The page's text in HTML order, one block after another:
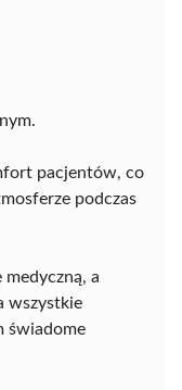
pacjentów, co
podczas
a
wszystkie
świadome